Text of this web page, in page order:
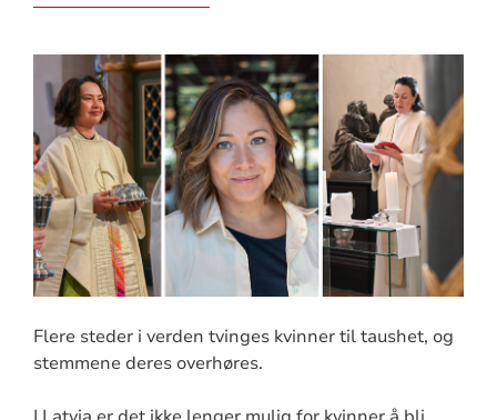
Flere steder i verden tvinges kvinner til taushet, og
stemmene deres overhøres.